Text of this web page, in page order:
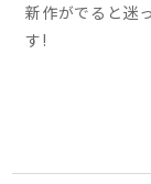
新作がでると迷
す!